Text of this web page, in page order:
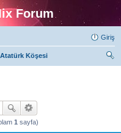
Forum
Giriş
Atatürk Köşesi
1 sayfa)